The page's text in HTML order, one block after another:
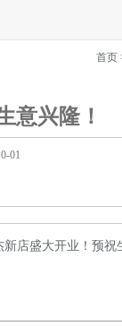
首页
意兴隆！
01
盛大开业！预祝生意